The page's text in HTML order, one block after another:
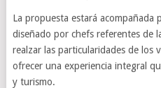
La propuesta estará acompañada
diseñado por chefs referentes de
realzar las particularidades de los
ofrecer una experiencia integral
y turismo.